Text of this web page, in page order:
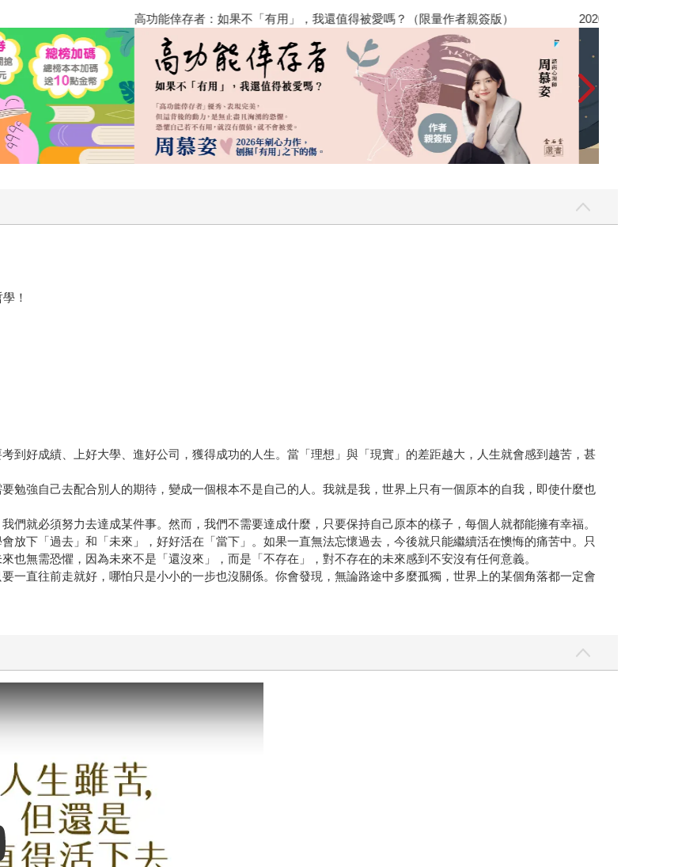
高功能倖存者：如果不「有用」，我還值得被愛嗎？（限量作者親簽版） 2026年8月金石
！
到好成績、上好大學、進好公司，獲得成功的人生。當「理想」與「現實」的差距越大，人生就會感到越苦，甚
勉強自己去配合別人的期待，變成一個根本不是自己的人。我就是我，世界上只有一個原本的自我，即使什麼也
們就必須努力去達成某件事。然而，我們不需要達成什麼，只要保持自己原本的樣子，每個人就都能擁有幸福。
放下「過去」和「未來」，好好活在「當下」。如果一直無法忘懷過去，今後就只能繼續活在懊悔的痛苦中。只
也無需恐懼，因為未來不是「還沒來」，而是「不存在」，對不存在的未來感到不安沒有任何意義。
一直往前走就好，哪怕只是小小的一步也沒關係。你會發現，無論路途中多麼孤獨，世界上的某個角落都一定會